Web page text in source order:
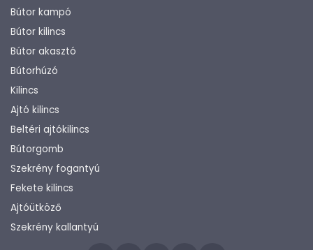
Bútor kampó
Bútor kilincs
Bútor akasztó
Bútorhúzó
Kilincs
Ajtó kilincs
Beltéri ajtókilincs
Bútorgomb
Szekrény fogantyú
Fekete kilincs
Ajtóütköző
Szekrény kallantyú